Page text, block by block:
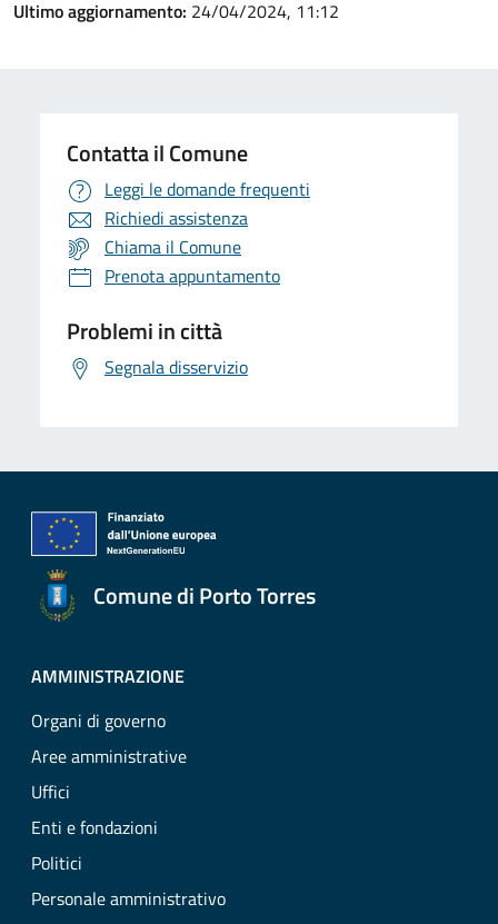
Ultimo aggiornamento: 24/04/2024, 11:12
Contatta il Comune
Leggi le domande frequenti
Richiedi assistenza
Chiama il Comune
Prenota appuntamento
Problemi in città
Segnala disservizio
Comune di Porto Torres
AMMINISTRAZIONE
Organi di governo
Aree amministrative
Uffici
Enti e fondazioni
Politici
Personale amministrativo